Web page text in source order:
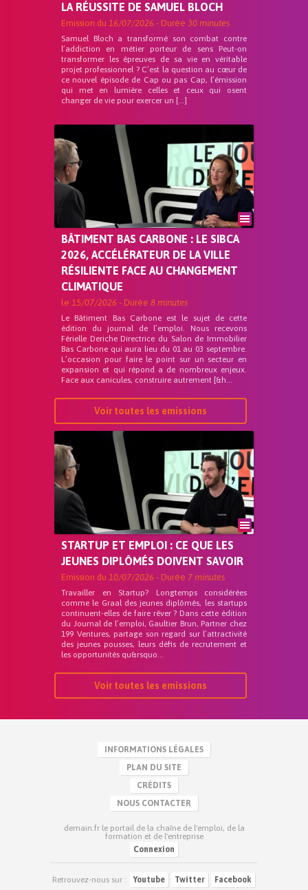
LA RÉUSSITE DE SAMUEL BLOCH
Emission du 16/07/2026 - Durée 30 minutes
Samuel Bloch a transformé son combat contre
l’addiction en métier porteur de sens Peut-on
transformer les épreuves de sa vie en véritable
projet professionnel ? C’est la question au cœur de
ce nouvel épisode de Cap ou pas Cap, l’émission
qui met en lumière celles et ceux qui osent
changer de vie pour exercer un […]
BÂTIMENT BAS CARBONE : LE SIBCA
2026, ACCÉLÉRATEUR DE LA VILLE
RÉSILIENTE FACE AU CHANGEMENT
CLIMATIQUE
le 15/07/2026 - Durée 8 minutes
Le Bâtiment Bas Carbone est le sujet de cette
édition du journal de l’emploi. Nous recevons
Férielle Deriche Directrice du Salon de Immobilier
Bas Carbone qui aura lieu du 01 au 03 septembre.
L’occasion pour faire le point sur un secteur en
expansion et qui répond a de nombreux enjeux.
Face aux canicules, construire autrement [&h...
Voir toutes les emissions
STARTUP ET EMPLOI : CE QUE LES
JEUNES DIPLÔMÉS DOIVENT SAVOIR
Emission du 10/07/2026 - Durée 7 minutes
Travailler en Startup? Longtemps considérées
comme le Graal des jeunes diplômés, les startups
continuent-elles de faire rêver ? Dans cette édition
du Journal de l’emploi, Gaultier Brun, Partner chez
199 Ventures, partage son regard sur l’attractivité
des jeunes pousses, leurs défis de recrutement et
les opportunités qu&rsquo...
Voir toutes les emissions
INFORMATIONS LÉGALES
PLAN DU SITE
CRÉDITS
NOUS CONTACTER
demain.fr le portail de la chaîne de l'emploi, de la
formation et de l'entreprise
Connexion
Retrouvez-nous sur : Youtube Twitter Facebook